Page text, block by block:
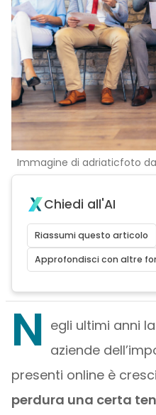
Immagine di adriaticfoto
Chiedi all'AI
Riassumi questo articolo
Approfondisci con altre
N egli ultimi anni
aziende
presenti online è
perdura una certa